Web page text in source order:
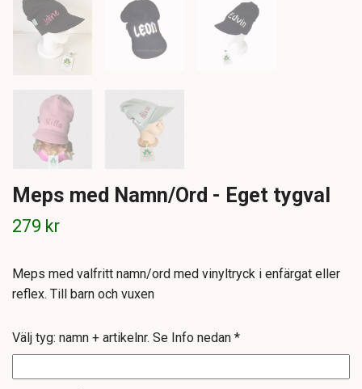
Meps med Namn/Ord - Eget tygval
279 kr
Meps med valfritt namn/ord med vinyltryck i enfärgat eller
reflex. Till barn och vuxen
Välj tyg: namn + artikelnr. Se Info nedan *